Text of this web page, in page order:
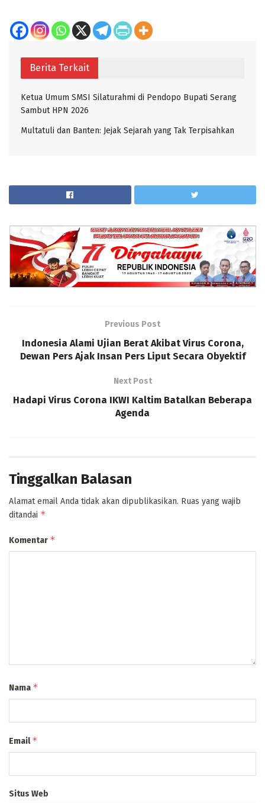
Berita Terkait
Ketua Umum SMSI Silaturahmi di Pendopo Bupati Serang
Sambut HPN 2026
Multatuli dan Banten: Jejak Sejarah yang Tak Terpisahkan
Previous Post
Indonesia Alami Ujian Berat Akibat Virus Corona,
Dewan Pers Ajak Insan Pers Liput Secara Obyektif
Next Post
Hadapi Virus Corona IKWI Kaltim Batalkan Beberapa
Agenda
Tinggalkan Balasan
Alamat email Anda tidak akan dipublikasikan. Ruas yang wajib
ditandai *
Komentar *
Nama *
Email*
Situs Web